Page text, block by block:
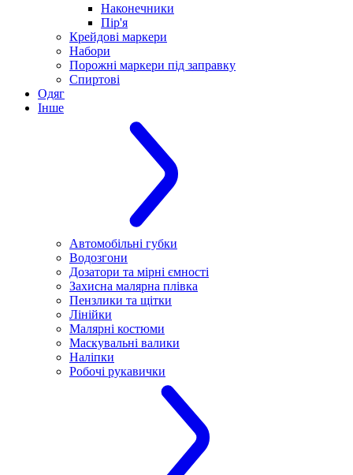
Наконечники
Пір'я
Крейдові маркери
Набори
Порожні маркери під заправку
Спиртові
Одяг
Інше
Автомобільні губки
Водозгони
Дозатори та мірні ємності
Захисна малярна плівка
Пензлики та щітки
Лінійки
Малярні костюми
Маскувальні валики
Наліпки
Робочі рукавички